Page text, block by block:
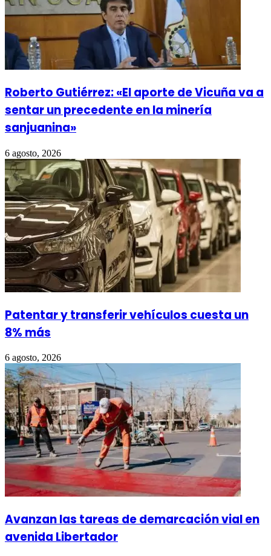
Roberto Gutiérrez: «El aporte de Vicuña va a
sentar un precedente en la minería
sanjuanina»
6 agosto, 2026
Patentar y transferir vehículos cuesta un
8% más
6 agosto, 2026
Avanzan las tareas de demarcación vial en
avenida Libertador